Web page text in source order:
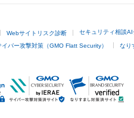
Webサイトリスク診断 セキュリティ相談AI
イバー攻撃対策（GMO Flatt Security） なり